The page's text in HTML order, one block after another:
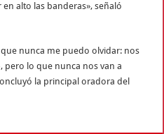
alto las banderas», señaló
nunca me puedo olvidar: nos
lo que nunca nos van a
la principal oradora del